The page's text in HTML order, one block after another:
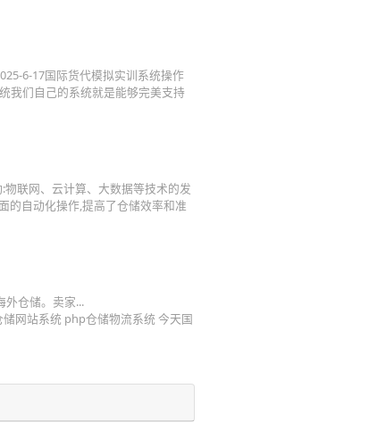
6-17国际货代模拟实训系统操作
我们自己的系统就是能够完美支持
联网、云计算、大数据等技术的发
的自动化操作,提高了仓储效率和准
外仓储。卖家...
网站系统 php仓储物流系统 今天国